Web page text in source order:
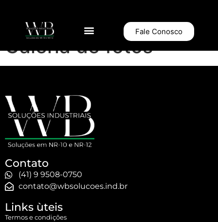
Fale Conosco
Galeria de fotos
Contato
(41) 9 9508-0750
contato@wbsolucoes.ind.br
Links ùteis
Termos e condições